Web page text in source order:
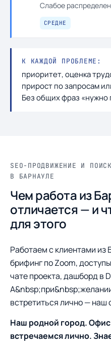
Слабое
СРЕДНЕ
К КАЖДОЙ ПРОБЛЕМЕ:
приоритет, оценка
прирост по запросам
Без общих фраз «нужно
SEO-ПРОДВИЖЕНИЕ И
В БАРНАУЛЕ
Чем работа из
отличается — и
для этого
Работаем с клиентами из
брифинг по Zoom,
чате проекта, дашборд в
встретиться лично — наш
Наш родной город.
встречаемся лично.